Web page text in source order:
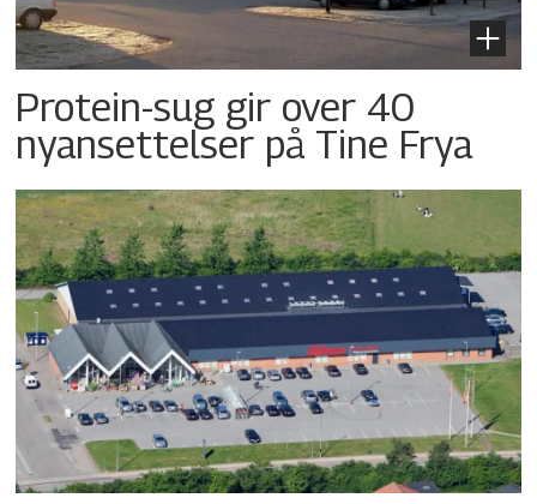
Protein-sug gir over 40
nyansettelser på Tine Frya